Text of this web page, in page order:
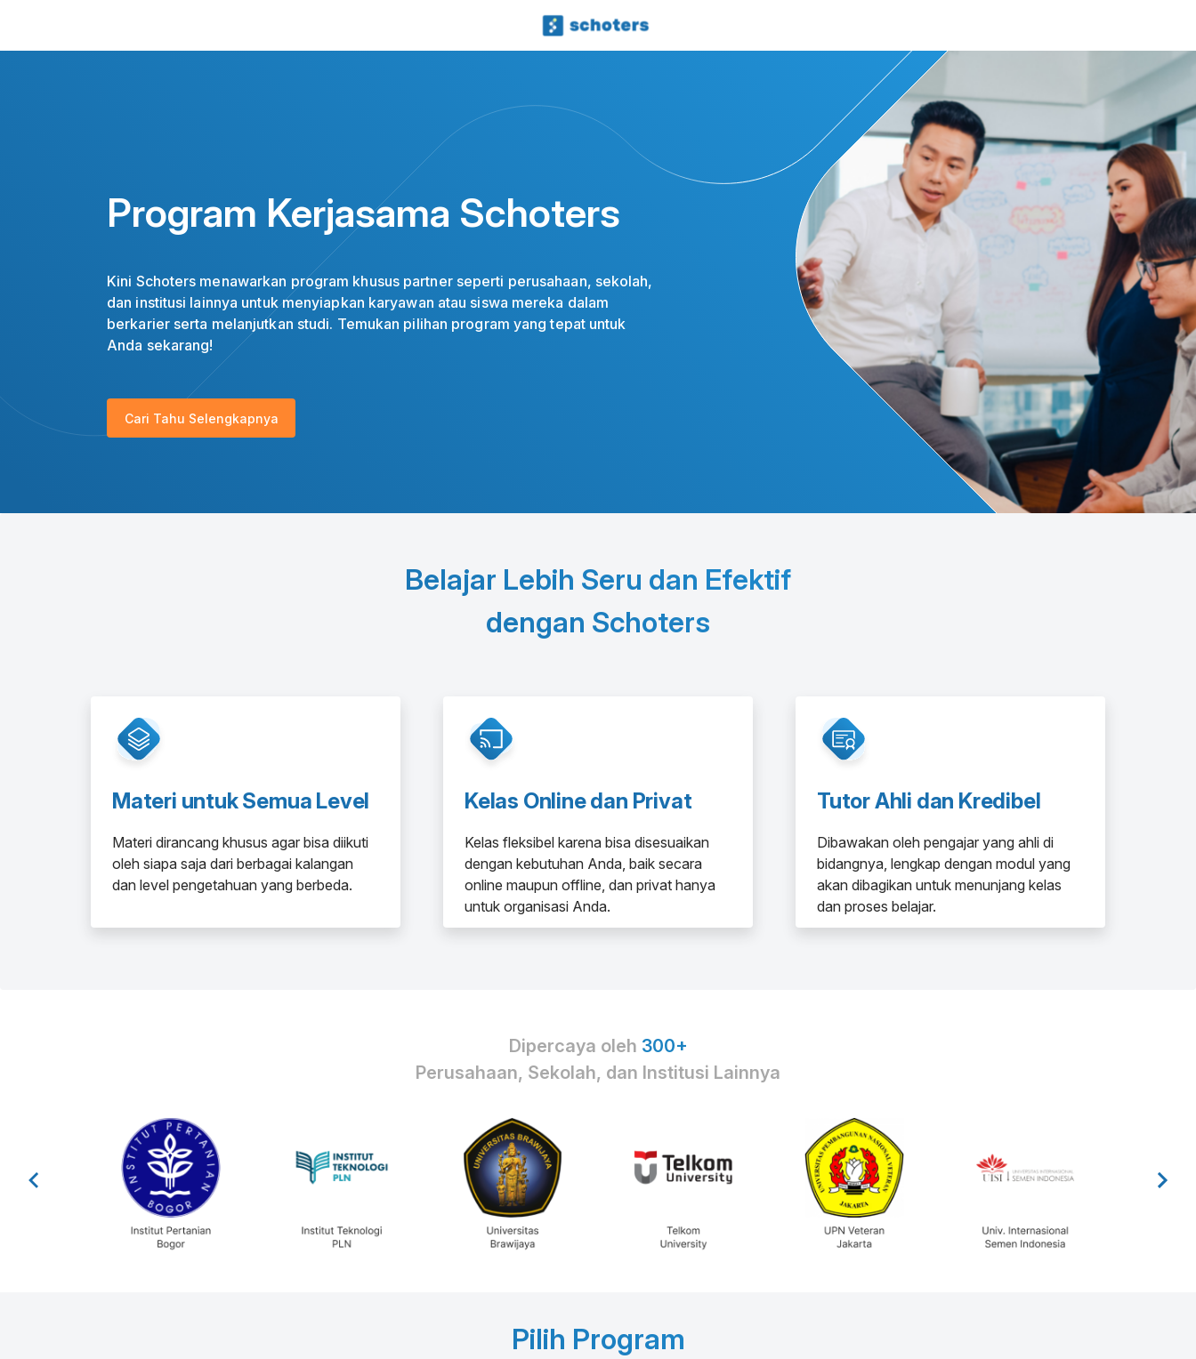
Program Kerjasama Schoters
Kini Schoters menawarkan program khusus partner seperti perusahaan, sekolah,
dan institusi lainnya untuk menyiapkan karyawan atau siswa mereka dalam
berkarier serta melanjutkan studi. Temukan pilihan program yang tepat untuk
Anda sekarang!
Cari Tahu Selengkapnya
Belajar Lebih Seru dan Efektif
dengan Schoters
Materi untuk Semua Level
Materi dirancang khusus agar bisa diikuti
oleh siapa saja dari berbagai kalangan
dan level pengetahuan yang berbeda.
Kelas Online dan Privat
Kelas fleksibel karena bisa disesuaikan
dengan kebutuhan Anda, baik secara
online maupun offline, dan privat hanya
untuk organisasi Anda.
Tutor Ahli dan Kredibel
Dibawakan oleh pengajar yang ahli di
bidangnya, lengkap dengan modul yang
akan dibagikan untuk menunjang kelas
dan proses belajar.
Dipercaya oleh 300+
Perusahaan, Sekolah, dan Institusi Lainnya
Pilih Program